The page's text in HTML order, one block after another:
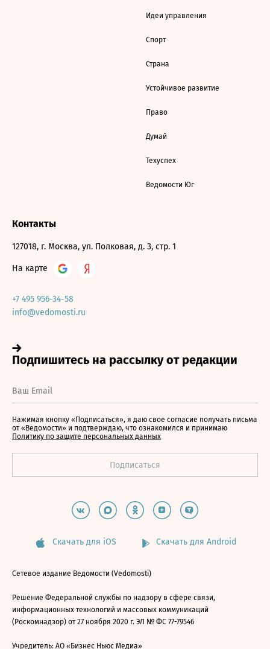
Идеи управления
Спорт
Страна
Устойчивое развитие
Право
Думай
Техуспех
Ведомости Юг
Контакты
127018, г. Москва, ул. Полковая, д. 3, стр. 1
На карте
+7 495 956-34-58
info@vedomosti.ru
Нажимая кнопку «Подписаться», я даю свое согласие получать письма
от «Ведомости» и подтверждаю, что ознакомился и принимаю
Политику по защите персональных данных
Скачать для iOS Скачать для Android
Сетевое издание Ведомости (Vedomosti)
Решение Федеральной службы по надзору в сфере связи,
информационных технологий и массовых коммуникаций
(Роскомнадзор) от 27 ноября 2020 г. ЭЛ № ФС 77-79546
Учредитель: АО «Бизнес Ньюс Медиа»